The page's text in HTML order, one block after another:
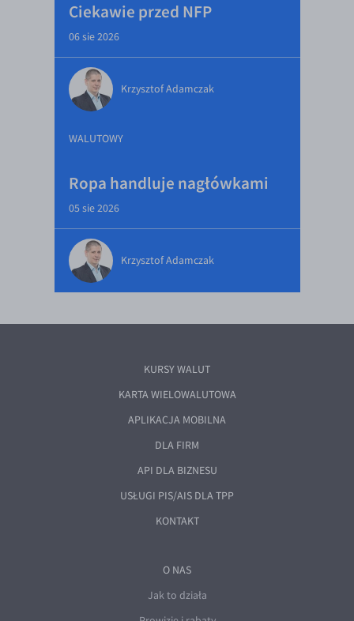
Ciekawie przed NFP
06 sie 2026
Krzysztof Adamczak
WALUTOWY
Ropa handluje nagłówkami
05 sie 2026
Krzysztof Adamczak
KURSY WALUT
KARTA WIELOWALUTOWA
APLIKACJA MOBILNA
DLA FIRM
API DLA BIZNESU
USŁUGI PIS/AIS DLA TPP
KONTAKT
O NAS
Jak to działa